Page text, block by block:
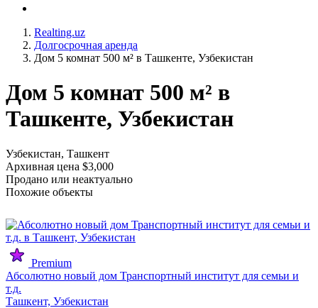
Realting.uz
Долгосрочная аренда
Дом 5 комнат 500 м² в Ташкенте, Узбекистан
Дом 5 комнат 500 м² в
Ташкенте, Узбекистан
Узбекистан, Ташкент
Архивная цена $3,000
Продано или неактуально
Похожие объекты
Premium
Абсолютно новый дом Транспортный институт для семьи и
т.д.
Ташкент, Узбекистан